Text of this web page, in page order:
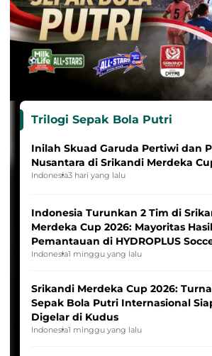
Trilogi Sepak Bola Putri
Inilah Skuad Garuda Pertiwi dan
Nusantara di Srikandi Merdeka
Indonesia3 hari yang lalu
Indonesia Turunkan 2 Tim di
Merdeka Cup 2026: Mayoritas Hasil
Pemantauan di HYDROPLUS
League
Indonesia1 minggu yang lalu
Srikandi Merdeka Cup 2026:
Sepak Bola Putri Internasional
Digelar di Kudus
Indonesia1 minggu yang lalu